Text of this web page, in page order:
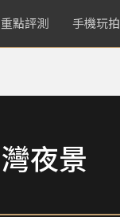
重點評測 手機玩拍
夜景